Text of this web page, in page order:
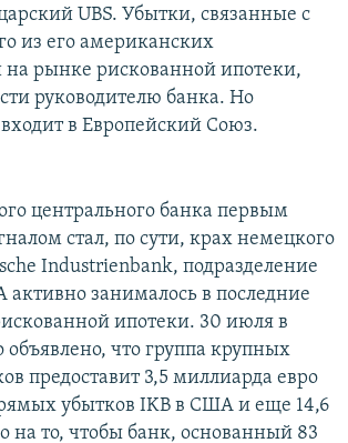
UBS. Убытки, связанные с
из его американских
на рынке рискованной ипотеки,
руководителю банка. Но
в Европейский Союз.
центрального банка первым
стал, по сути, крах немецкого
Industrienbank, подразделение
активно занималось в последние
ипотеки. 30 июля в
что группа крупных
предоставит 3,5 миллиарда евро
убытков IKB в США и еще 14,6
на то, чтобы банк, основанный 83